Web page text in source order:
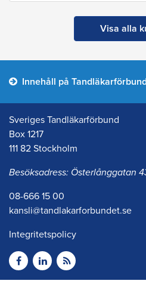
Visa alla
Innehåll på
Sveriges Tandläkarförbund
Box 1217
111 82 Stockholm
Besöksadress: Österlånggatan
08-666 15 00
kansli@tandlakarforbundet.se
Integritetspolicy